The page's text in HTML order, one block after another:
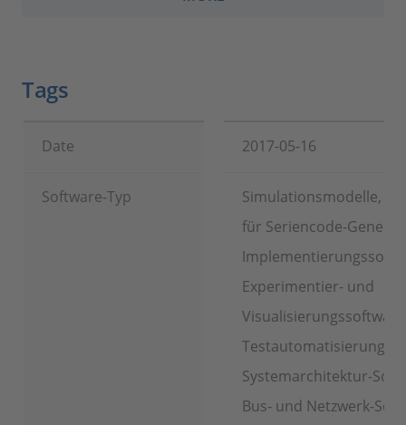
Tags
Date 2017-05-16
Software-Typ
Simulationsmodelle,
für Seriencode-
Experimentier- und
Systemarchitektur-
Bus- und Netzwerk-